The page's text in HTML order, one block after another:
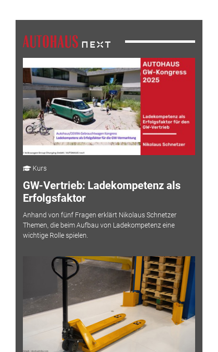
Kurs
GW-Vertrieb: Ladekompetenz als
Erfolgsfaktor
Anhand von fünf Fragen erklärt Nikolaus Schnetzer
Themen, die beim Aufbau von Ladekompetenz eine
wichtige Rolle spielen.